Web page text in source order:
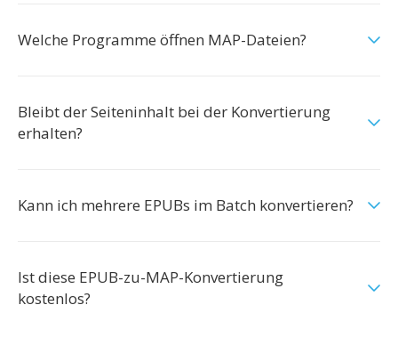
Welche Programme öffnen MAP-Dateien?
Bleibt der Seiteninhalt bei der Konvertierung
erhalten?
Kann ich mehrere EPUBs im Batch konvertieren?
Ist diese EPUB-zu-MAP-Konvertierung
kostenlos?